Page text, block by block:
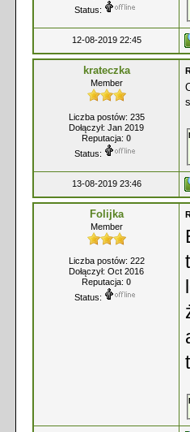
Status:
12-08-2019 22:45
krateczka
Member
Liczba postów: 235
Dołączył: Jan 2019
Reputacja: 0
Status:
13-08-2019 23:46
Folijka
Member
Liczba postów: 222
Dołączył: Oct 2016
Reputacja: 0
Status: